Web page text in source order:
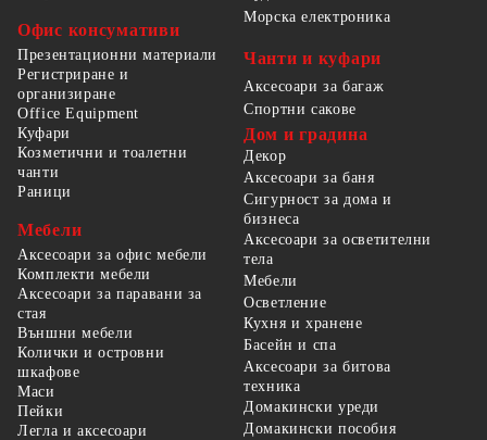
Офис консумативи
Презентационни материали
Регистриране и
организиране
Office Equipment
Морска електроника
Чанти и куфари
Аксесоари за багаж
Спортни сакове
Куфари
Козметични и тоалетни
чанти
Раници
Мебели
Аксесоари за офис мебели
Комплекти мебели
Аксесоари за паравани за
стая
Външни мебели
Колички и островни
шкафове
Маси
Пейки
Легла и аксесоари
Дом и градина
Декор
Аксесоари за баня
Сигурност за дома и
бизнеса
Аксесоари за осветителни
тела
Мебели
Осветление
Кухня и хранене
Басейн и спа
Аксесоари за битова
техника
Домакински уреди
Домакински пособия